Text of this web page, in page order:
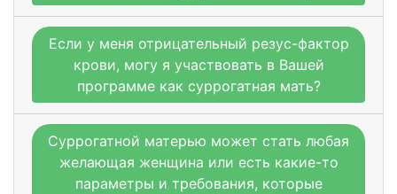
Если у меня отрицательный резус-фактор
крови, могу я участвовать в Вашей
программе как суррогатная мать?
Суррогатной матерью может стать любая
желающая женщина или есть какие-то
параметры и требования, которые